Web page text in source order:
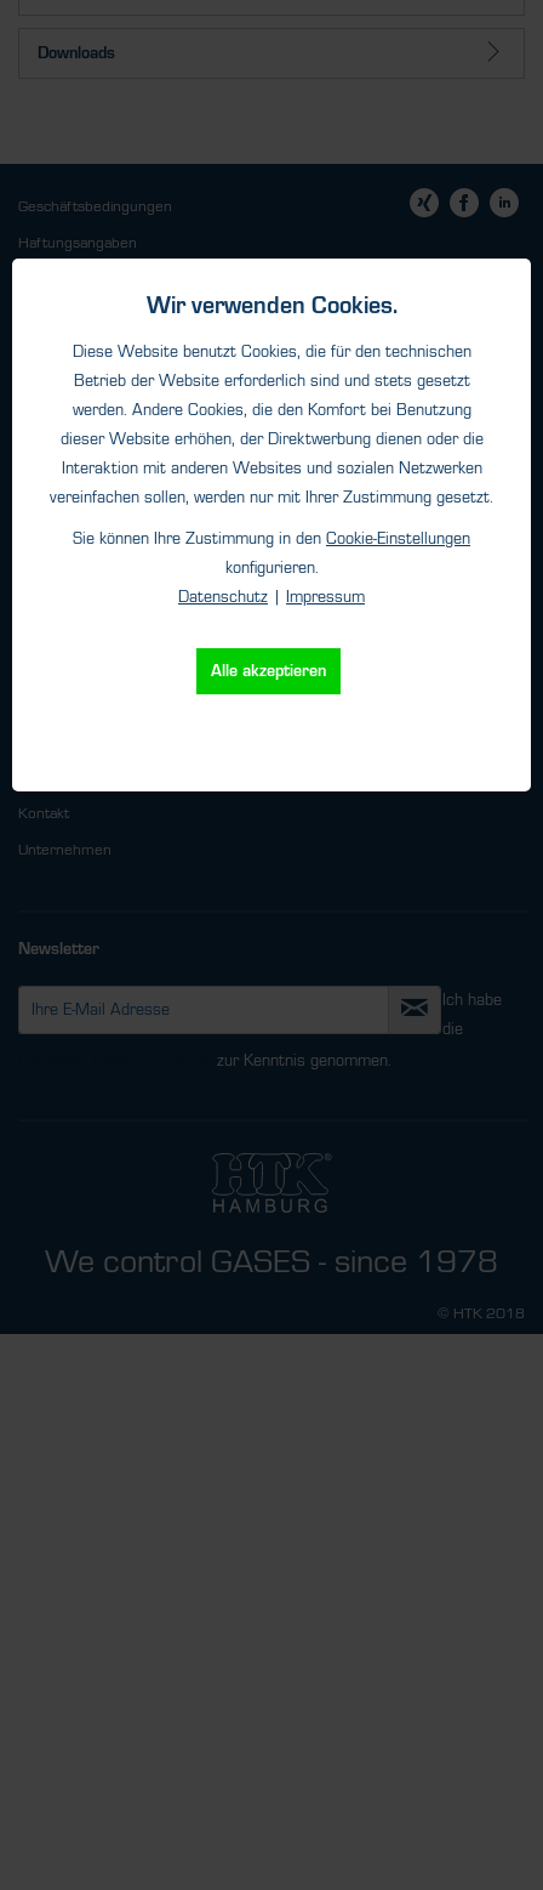
Downloads
Geschäftsbedingungen
Haftungsangaben
Kontakt
HTK Hamburg GmbH
Kontakt
Unternehmen
Newsletter
Ich habe
die
zur Kenntnis genommen.
We control GASES - since 1978
© HTK 2018
Wir verwenden Cookies.
Diese Website benutzt Cookies, die für den technischen
Betrieb der Website erforderlich sind und stets gesetzt
werden. Andere Cookies, die den Komfort bei Benutzung
dieser Website erhöhen, der Direktwerbung dienen oder die
Interaktion mit anderen Websites und sozialen Netzwerken
vereinfachen sollen, werden nur mit Ihrer Zustimmung gesetzt.
Sie können Ihre Zustimmung in den Cookie-Einstellungen
konfigurieren.
Datenschutz
Impressum
Alle akzeptieren